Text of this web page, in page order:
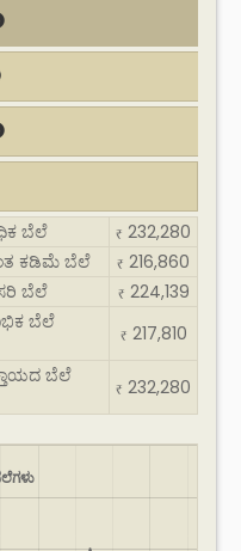
ಬೆಲೆ
₹ 232,280
ಕಡಿಮೆ ಬೆಲೆ
₹ 216,860
ಬೆಲೆ
₹ 224,139
ಬೆಲೆ
₹ 217,810
ಬೆಲೆ
₹ 232,280